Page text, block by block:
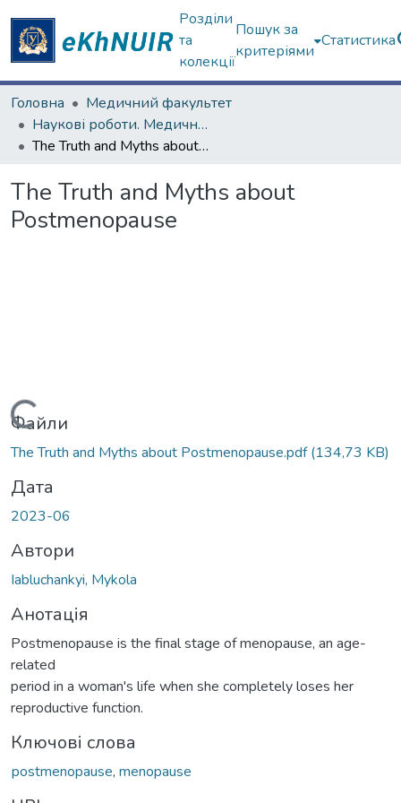
Розділи
та
колекції
Пошук за
критеріями
Статистика
Головна
Медичний факультет
Наукові роботи. Медичний факультет
The Truth and Myths about Postmenopause
The Truth and Myths about
Postmenopause
Вантажиться...
Файли
The Truth and Myths about Postmenopause.pdf(134,73 KB)
Дата
2023-06
Автори
Iabluchankyi, Mykola
Анотація
Postmenopause is the final stage of menopause, an age-
related
period in a woman's life when she completely loses her
reproductive function.
Ключові слова
рostmenopause, menopause